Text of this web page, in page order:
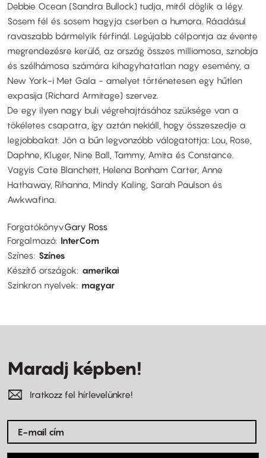
Debbie Ocean (Sandra Bullock) tudja, mitől döglik a légy.
Sosem fél és sosem hagyja cserben a humora. Ráadásul
ravaszabb bármelyik férfinál. Legújabb célpontja az évente
megrendezésre kerülő, az ország összes milliomosa, sznobja
és szélhámosa számára kihagyhatatlan nagy esemény, a
New York-i Met Gala - amelyet történetesen egy hűtlen
expasija (Richard Armitage) szervez.
De egy ilyen nagy buli végrehajtásához szüksége van a
tökéletes csapatra, így aztán nekiáll, hogy összeszedje a
legjobbakat. Jön a bűn legvonzóbb válogatottja: Lou, Rose,
Daphne, Kluger, Nine Ball, Tammy, Amita és Constance.
Vagyis Cate Blanchett, Helena Bonham Carter, Anne
Hathaway, Rihanna, Mindy Kaling, Sarah Paulson és
Awkwafina.
ForgatókönyvGary Ross
Forgalmazó InterCom
Színes Színes
Készítő országok
amerikai
Szinkron nyelvek
magyar
Maradj képben!
Iratkozz fel hírlevelünkre!